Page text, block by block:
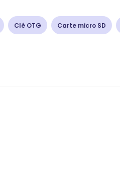
Clé OTG Carte micro SD